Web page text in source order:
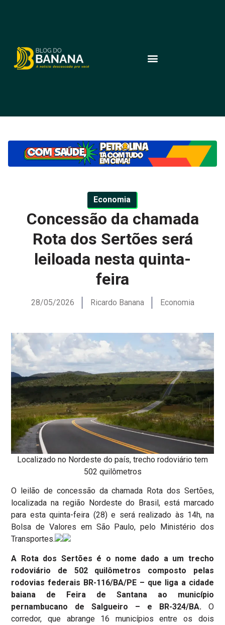
Economia
Concessão da chamada
Rota dos Sertões será
leiloada nesta quinta-
feira
28/05/2026 Ricardo Banana Economia
Localizado no Nordeste do país, trecho rodoviário tem
502 quilômetros
O leilão de concessão da chamada Rota dos Sertões,
localizada na região Nordeste do Brasil, está marcado
para esta quinta-feira (28) e será realizado às 14h, na
Bolsa de Valores em São Paulo, pelo Ministério dos
Transportes.
A Rota dos Sertões é o nome dado a um trecho
rodoviário de 502 quilômetros composto pelas
rodovias federais BR-116/BA/PE – que liga a cidade
baiana de Feira de Santana ao município
pernambucano de Salgueiro – e BR-324/BA.O
corredor, que abrange 16 municípios entre os dois